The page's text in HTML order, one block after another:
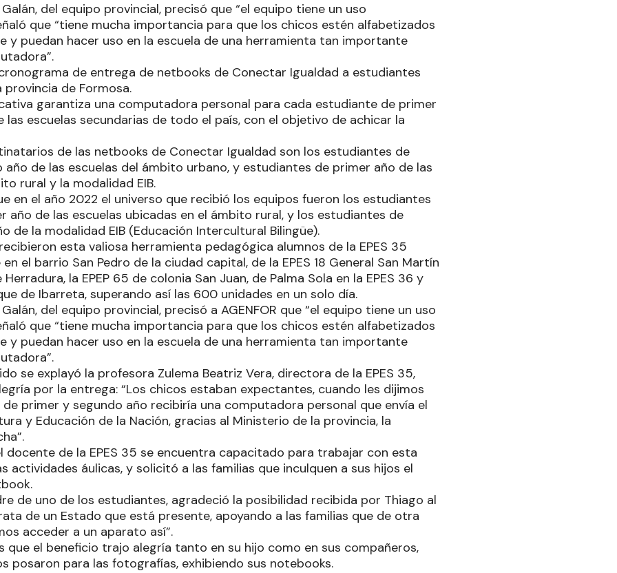
del equipo provincial, precisó que “el equipo tiene un uso
que “tiene mucha importancia para que los chicos estén alfabetizados
y puedan hacer uso en la escuela de una herramienta tan importante
de entrega de netbooks de Conectar Igualdad a estudiantes
de Formosa.
garantiza una computadora personal para cada estudiante de primer
las escuelas secundarias de todo el país, con el objetivo de achicar la
de las netbooks de Conectar Igualdad son los estudiantes de
de las escuelas del ámbito urbano, y estudiantes de primer año de las
rural y la modalidad EIB.
en el año 2022 el universo que recibió los equipos fueron los estudiantes
año de las escuelas ubicadas en el ámbito rural, y los estudiantes de
de la modalidad EIB (Educación Intercultural Bilingüe).
esta valiosa herramienta pedagógica alumnos de la EPES 35
el barrio San Pedro de la ciudad capital, de la EPES 18 General San Martín
la EPEP 65 de colonia San Juan, de Palma Sola en la EPES 36 y
de Ibarreta, superando así las 600 unidades en un solo día.
del equipo provincial, precisó a AGENFOR que “el equipo tiene un uso
que “tiene mucha importancia para que los chicos estén alfabetizados
y puedan hacer uso en la escuela de una herramienta tan importante
se explayó la profesora Zulema Beatriz Vera, directora de la EPES 35,
por la entrega: “Los chicos estaban expectantes, cuando les dijimos
primer y segundo año recibiría una computadora personal que envía el
y Educación de la Nación, gracias al Ministerio de la provincia, la
docente de la EPES 35 se encuentra capacitado para trabajar con esta
actividades áulicas, y solicitó a las familias que inculquen a sus hijos el
de uno de los estudiantes, agradeció la posibilidad recibida por Thiago al
de un Estado que está presente, apoyando a las familias que de otra
acceder a un aparato así”.
que el beneficio trajo alegría tanto en su hijo como en sus compañeros,
posaron para las fotografías, exhibiendo sus notebooks.